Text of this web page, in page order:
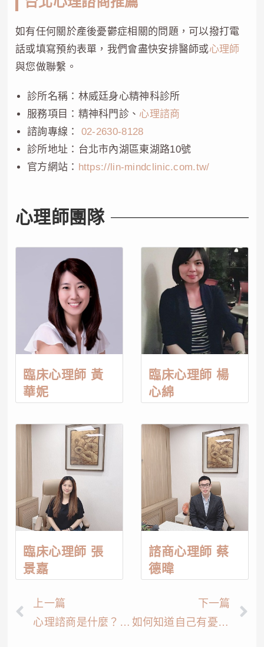
如有任何關於產後憂鬱症相關的問題，可以撥打電
話或填寫預約表單，我們會盡快安排醫師或心理師
與您做聯繫。
診所名稱：林威廷身心精神科診所
服務項目：精神科門診、 心理諮商
諮詢專線： 02-2630-8128
診所地址：台北市內湖區東湖路10號
官方網站： https://lin-mindclinic.com.tw/
心理師團隊
臨床心理師 黃
華妮
臨床心理師 楊
心綿
臨床心理師 張
景嘉
諮商心理師 蔡
德暐
上一篇
心理諮商是什麼？什麼時候需要心理諮商？
下一篇
如何知道自己有憂鬱症？9大症狀自我檢測